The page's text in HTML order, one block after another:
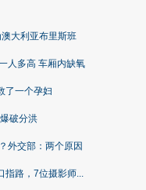
大利亚布里斯班
人多高 车厢内缺氧
了一个孕妇
破分洪
外交部：两个原因
指路，7位摄影师...